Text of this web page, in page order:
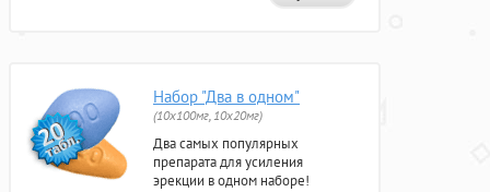
Набор "Два в одном"
(10x100мг, 10x20мг)
Два самых популярных
препарата для усиления
эрекции в одном наборе!